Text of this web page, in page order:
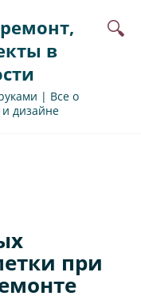
в
| Все о
и дизайне
при